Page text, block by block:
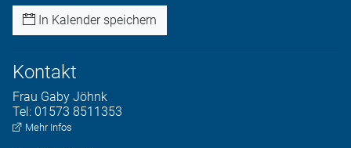
In Kalender speichern
Kontakt
Frau Gaby Jöhnk
Tel: 01573 8511353
Mehr Infos